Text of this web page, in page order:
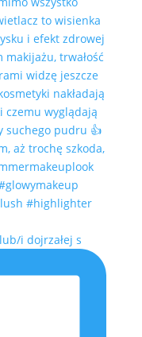
i dojrzałej s